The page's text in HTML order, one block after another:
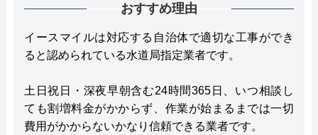
おすすめ理由
イースマイルは対応する自治体で適切な工事ができ
ると認められている水道局指定業者です。
土日祝日・深夜早朝含む24時間365日、いつ相談し
ても割増料金がかからず、作業が始まるまでは一切
費用がかからないかなり信頼できる業者です。